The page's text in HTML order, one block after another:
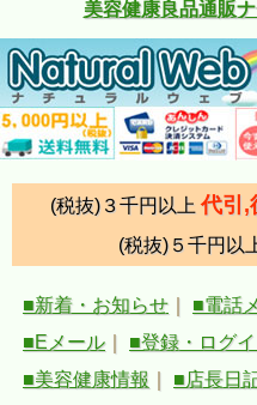
美容健康良品通販
(税抜)３千円以上 代引,
(税抜)５千円以
■新着・お知らせ
■電話
■Eメール
■登録・ログ
■美容健康情報
■店長日